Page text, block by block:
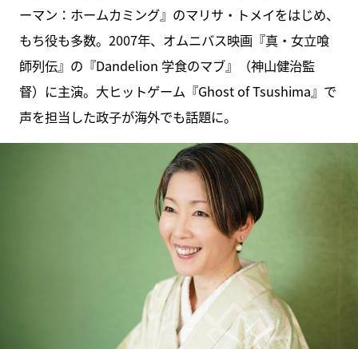
ーマン：ホームカミング』のマリサ・トメイをはじめ、
もち役も多数。2007年、オムニバス映画『真・女立喰
師列伝』の『Dandelion 学食のマブ』（神山健治監
督）に主演。大ヒットゲーム『Ghost of Tsushima』で
声を担当した政子が海外でも話題に。